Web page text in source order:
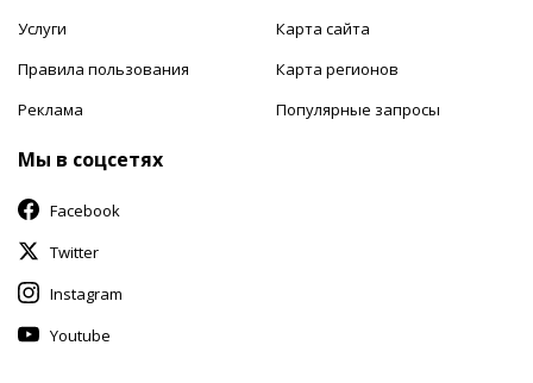
Услуги
Правила пользования
Реклама
Карта сайта
Карта регионов
Популярные запросы
Мы в соцсетях
Facebook
Twitter
Instagram
Youtube